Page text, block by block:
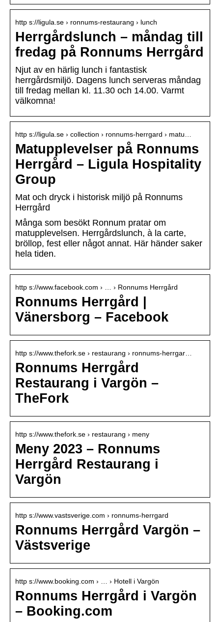
http s://ligula.se › ronnums-restaurang › lunch
Herrgårdslunch – måndag till
fredag på Ronnums Herrgård
Njut av en härlig lunch i fantastisk
herrgårdsmiljö. Dagens lunch serveras måndag
till fredag ​​​​​mellan kl. 11.30 och 14.00. Varmt
välkomna!
http s://ligula.se › collection › ronnums-herrgard › matu…
Matupplevelser på Ronnums
Herrgård – Ligula Hospitality
Group
Mat och dryck i historisk miljö på Ronnums
Herrgård
Många som besökt Ronnum pratar om
matupplevelsen. Herrgårdslunch, à la carte,
bröllop, fest eller något annat. Här händer saker
hela tiden.
http s://www.facebook.com › … › Ronnums Herrgård
Ronnums Herrgård |
Vänersborg – Facebook
http s://www.thefork.se › restaurang › ronnums-herrgar…
Ronnums Herrgård
Restaurang i Vargön –
TheFork
http s://www.thefork.se › restaurang › meny
Meny 2023 – Ronnums
Herrgård Restaurang i
Vargön
http s://www.vastsverige.com › ronnums-herrgard
Ronnums Herrgård Vargön –
Västsverige
http s://www.booking.com › … › Hotell i Vargön
Ronnums Herrgård i Vargön
– Booking.com